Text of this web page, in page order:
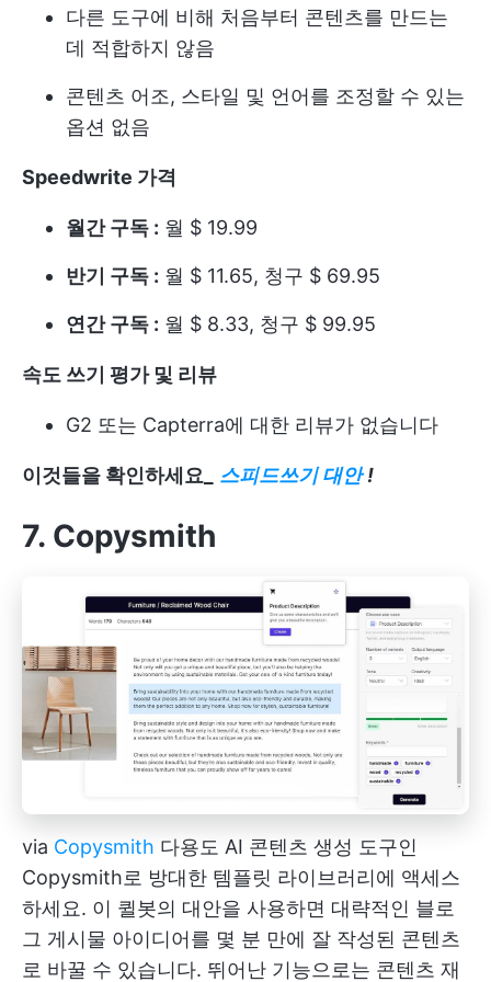
다른 도구에 비해 처음부터 콘텐츠를 만드는
데 적합하지 않음
콘텐츠 어조, 스타일 및 언어를 조정할 수 있는
옵션 없음
Speedwrite 가격
월간 구독 : 월 $ 19.99
반기 구독 : 월 $ 11.65, 청구 $ 69.95
연간 구독 : 월 $ 8.33, 청구 $ 99.95
속도 쓰기 평가 및 리뷰
G2 또는 Capterra에 대한 리뷰가 없습니다
이것들을 확인하세요_ 스피드쓰기 대안 !
7. Copysmith
via Copysmith 다용도 AI 콘텐츠 생성 도구인
Copysmith로 방대한 템플릿 라이브러리에 액세스
하세요. 이 퀼봇의 대안을 사용하면 대략적인 블로
그 게시물 아이디어를 몇 분 만에 잘 작성된 콘텐츠
로 바꿀 수 있습니다. 뛰어난 기능으로는 콘텐츠 재